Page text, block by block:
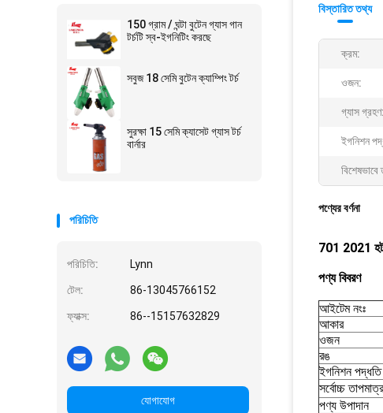
150 গ্রাম / ঘন্টা বুটেন গ্যাস গান
টর্চটি স্ব-ইগনিটিং করছে
সবুজ 18 সেমি বুটেন ক্যাম্পিং টর্চ
সুরক্ষা 15 সেমি ক্যাসেট গ্যাস টর্চ
বার্নার
পরিচিতি
পরিচিতি: Lynn
টেল: 86-13045766152
ফ্যাক্স: 86--15157632829
যোগাযোগ
বিস্তারিত তথ্য
ক্রম:
ওজন:
গ্যাস গ্রহণ:
ইগনিশন
বিশেষভাবে
পণ্যের বর্ণনা
701 2021 হট
পণ্য বিবরণ
আইটেম নংঃ
আকার
ওজন
রঙ
ইগনিশন পদ্ধতি
সর্বোচ্চ
পণ্য উপাদান